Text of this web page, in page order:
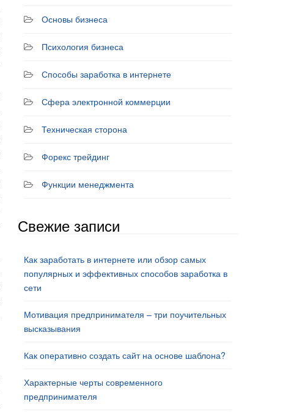
Основы бизнеса
Психология бизнеса
Способы заработка в интернете
Сфера электронной коммерции
Техническая сторона
Форекс трейдинг
Функции менеджмента
Свежие записи
Как заработать в интернете или обзор самых
популярных и эффективных способов заработка в
сети
Мотивация предпринимателя – три поучительных
высказывания
Как оперативно создать сайт на основе шаблона?
Характерные черты современного
предпринимателя